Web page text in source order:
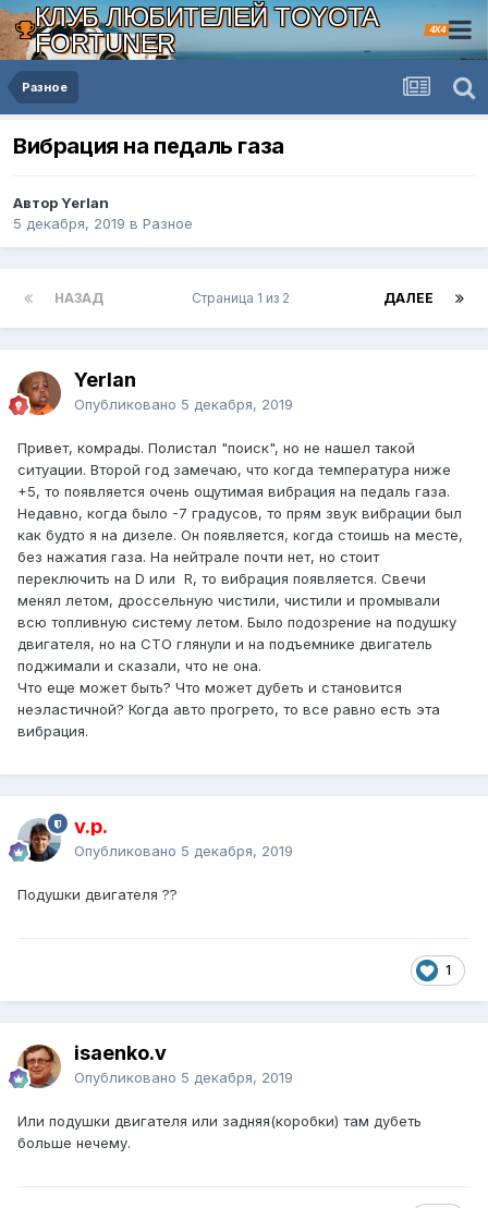
КЛУБ ЛЮБИТЕЛЕЙ TOYOTA
FORTUNER
4X4
Разное
Вибрация на педаль газа
Автор Yerlan
5 декабря, 2019 в Разное
НАЗАД ДАЛЕЕ
Страница 1 из 2
Yerlan
Опубликовано 5 декабря, 2019
Привет, комрады. Полистал "поиск", но не нашел такой
ситуации. Второй год замечаю, что когда температура ниже
+5, то появляется очень ощутимая вибрация на педаль газа.
Недавно, когда было -7 градусов, то прям звук вибрации был
как будто я на дизеле. Он появляется, когда стоишь на месте,
без нажатия газа. На нейтрале почти нет, но стоит
переключить на D или R, то вибрация появляется. Свечи
менял летом, дроссельную чистили, чистили и промывали
всю топливную систему летом. Было подозрение на подушку
двигателя, но на СТО глянули и на подъемнике двигатель
поджимали и сказали, что не она.
Что еще может быть? Что может дубеть и становится
неэластичной? Когда авто прогрето, то все равно есть эта
вибрация.
v.p.
Опубликовано 5 декабря, 2019
Подушки двигателя ??
1
isaenko.v
Опубликовано 5 декабря, 2019
Или подушки двигателя или задняя(коробки) там дубеть
больше нечему.